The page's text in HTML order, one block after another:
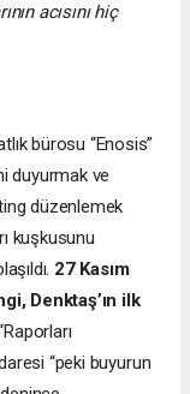
acısını hiç
bürosu “Enosis”
duyurmak ve
düzenlemek
kuşkusunu
27 Kasım
Denktaş’ın ilk
“peki buyurun